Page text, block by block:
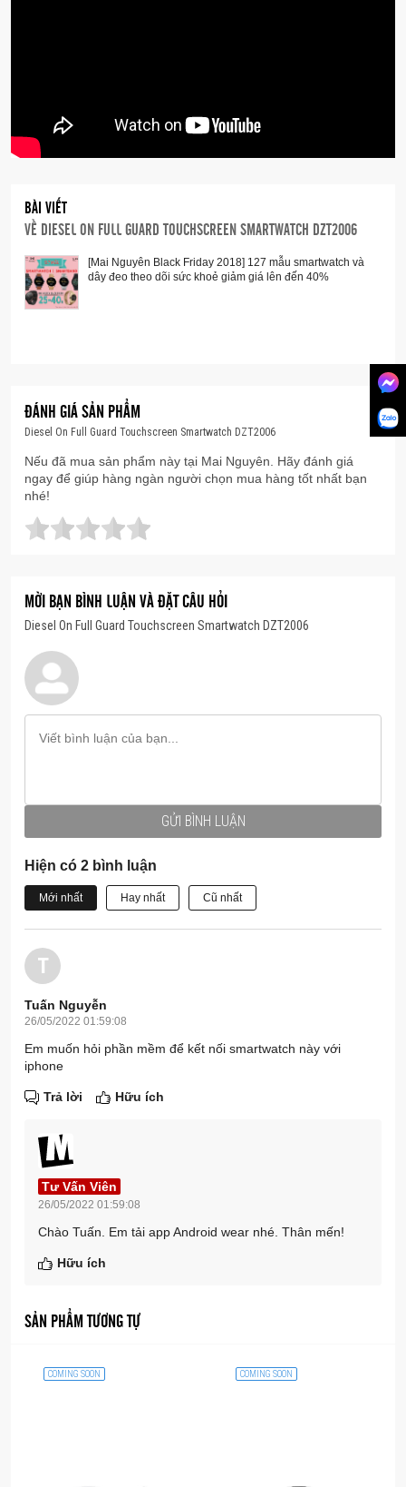
edition) and iOS 9.3+
Connectivity: Bluetooth® Smart Enabled / 4.1
Heart Rate: No
Interchangeable: Yes
Notifications: Yes
Case Thickness: 12 mm
Band Width: 24 mm
Water Resistant: IP67
Sex: Men
BÀI VIẾT
VỀ DIESEL ON FULL GUARD TOUCHSCREEN SMARTWATCH DZT2006
[Mai Nguyên Black Friday 2018] 127 mẫu smartwatch và
dây đeo theo dõi sức khoẻ giảm giá lên đến 40%
ĐÁNH GIÁ SẢN PHẨM
Diesel On Full Guard Touchscreen Smartwatch DZT2006
Nếu đã mua sản phẩm này tại Mai Nguyên. Hãy đánh giá
ngay để giúp hàng ngàn người chọn mua hàng tốt nhất bạn
nhé!
MỜI BẠN BÌNH LUẬN VÀ ĐẶT CÂU HỎI
Diesel On Full Guard Touchscreen Smartwatch DZT2006
GỬI BÌNH LUẬN
Hiện có 2 bình luận
Mới nhất Hay nhất Cũ nhất
T
Tuấn Nguyễn
26/05/2022 01:59:08
Em muốn hỏi phần mềm để kết nối smartwatch này với
iphone
Trả lời Hữu ích
Tư Vấn Viên
26/05/2022 01:59:08
Chào Tuấn. Em tải app Android wear nhé. Thân mến!
Hữu ích
SẢN PHẨM TƯƠNG TỰ
COMING SOON COMING SOON